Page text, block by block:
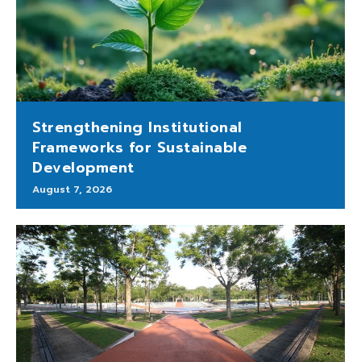
Strengthening Institutional
Frameworks for Sustainable
Development
August 7, 2026